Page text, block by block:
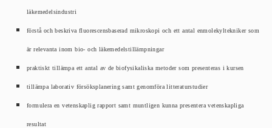
läkemedelsindustri
förstå och beskriva fluorescensbaserad mikroskopi och ett antal enmolekyltekniker som
är relevanta inom bio- och läkemedelstillämpningar
praktiskt tillämpa ett antal av de biofysikaliska metoder som presenteras i kursen
tillämpa laborativ försöksplanering samt genomföra litteraturstudier
formulera en vetenskaplig rapport samt muntligen kunna presentera vetenskapliga
resultat